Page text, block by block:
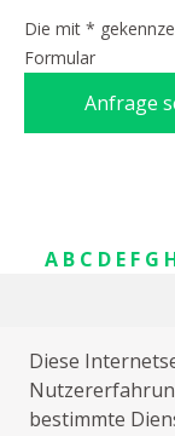
Die mit *
Formular
Anfrage
A B C D E F G
Sat
Diese
bestimmte